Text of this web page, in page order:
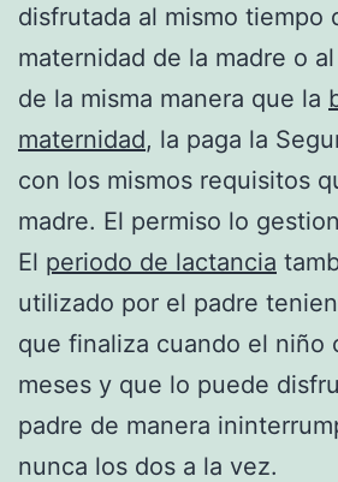
disfrutada al mismo tiempo
maternidad de la madre o
de la misma manera que la
maternidad, la paga la
con los mismos requisitos
madre. El permiso lo
El periodo de lactancia
utilizado por el padre
que finaliza cuando el niño
meses y que lo puede
padre de manera
nunca los dos a la vez.